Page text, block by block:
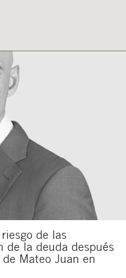
de las
de la deuda después
Mateo Juan en